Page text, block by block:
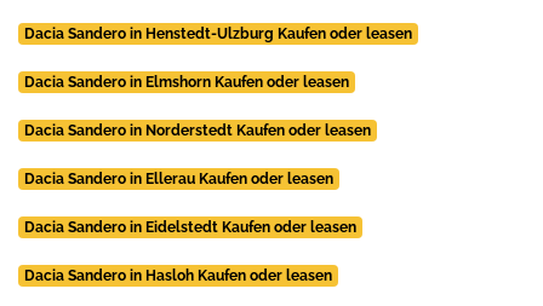
Dacia Sandero in Henstedt-Ulzburg Kaufen oder leasen
Dacia Sandero in Elmshorn Kaufen oder leasen
Dacia Sandero in Norderstedt Kaufen oder leasen
Dacia Sandero in Ellerau Kaufen oder leasen
Dacia Sandero in Eidelstedt Kaufen oder leasen
Dacia Sandero in Hasloh Kaufen oder leasen